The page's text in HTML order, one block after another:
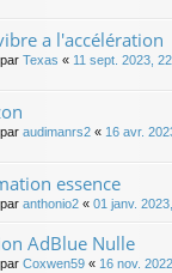
a l'accélération
Texas « 11 sept. 2023,
audimanrs2 « 16 avr.
essence
anthonio2 « 01 janv.
AdBlue Nulle
Coxwen59 « 16 nov.